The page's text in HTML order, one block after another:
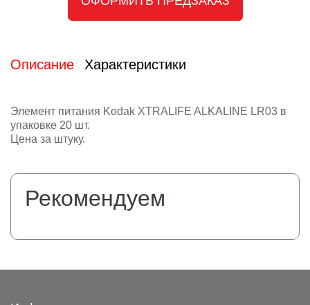
Описание Характеристики
Элемент питания Kodak XTRALIFE ALKALINE LR03 в
упаковке 20 шт.
Цена за штуку.
Рекомендуем